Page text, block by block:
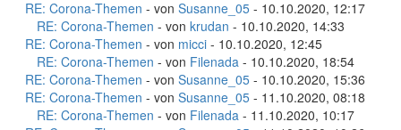
RE: Corona-Themen - von Susanne_05 - 10.10.2020, 12:17
RE: Corona-Themen - von krudan - 10.10.2020, 14:33
RE: Corona-Themen - von micci - 10.10.2020, 12:45
RE: Corona-Themen - von Filenada - 10.10.2020, 18:54
RE: Corona-Themen - von Susanne_05 - 10.10.2020, 15:36
RE: Corona-Themen - von Susanne_05 - 11.10.2020, 08:18
RE: Corona-Themen - von Filenada - 11.10.2020, 10:17